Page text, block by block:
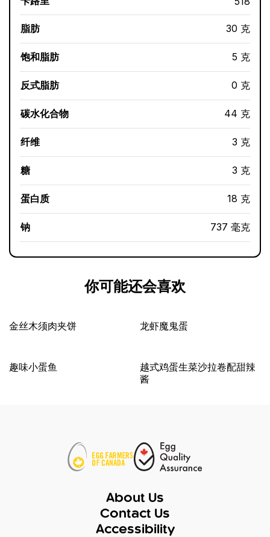
脂肪 30 克
饱和脂肪 5 克
反式脂肪 0 克
碳水化合物 44 克
纤维 3 克
糖 3 克
蛋白质 18 克
钠 737 毫克
你可能还会喜欢
金丝木须肉夹饼 龙虾魔鬼蛋
趣味小蛋鱼
越式鸡蛋生菜沙拉卷配甜辣
酱
About Us
Contact Us
Accessibility